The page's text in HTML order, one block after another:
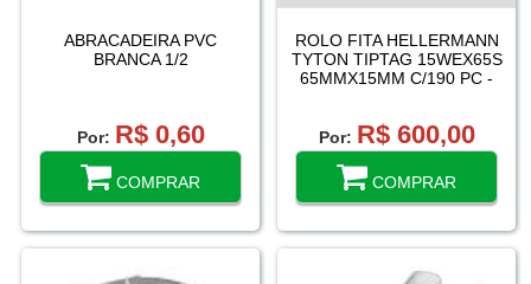
ABRACADEIRA PVC
BRANCA 1/2
Por: R$ 0,60
COMPRAR
ROLO FITA HELLERMANN
TYTON TIPTAG 15WEX65S
65MMX15MM C/190 PC -
Por: R$ 600,00
COMPRAR